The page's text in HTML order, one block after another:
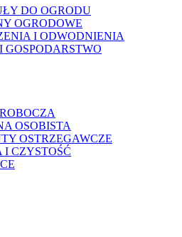
DO OGRODU
OGRODOWE
I ODWODNIENIA
GOSPODARSTWO
OSOBISTA
OSTRZEGAWCZE
I CZYSTOŚĆ